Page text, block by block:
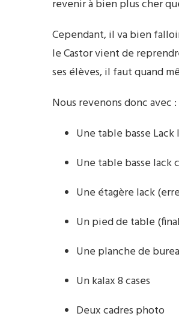
revenir à bien plus cher
Cependant, il va bien
le Castor vient de
ses élèves, il faut quand
Nous revenons donc avec :
Une table basse
Une table basse lack
Une étagère lack
Un pied de table
Une planche de
Un kalax 8 cases
Deux cadres photo